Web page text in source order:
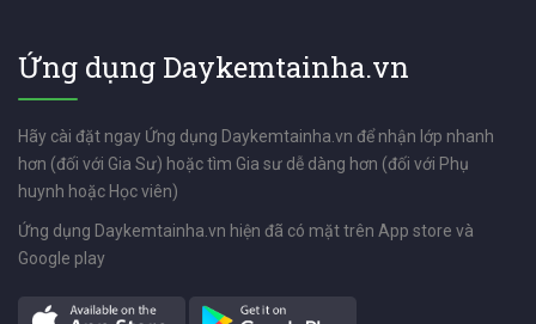
Ứng dụng Daykemtainha.vn
Hãy cài đặt ngay Ứng dụng Daykemtainha.vn để nhận lớp nhanh
hơn (đối với Gia Sư) hoặc tìm Gia sư dễ dàng hơn (đối với Phụ
huynh hoặc Học viên)
Ứng dụng Daykemtainha.vn hiện đã có mặt trên App store và
Google play